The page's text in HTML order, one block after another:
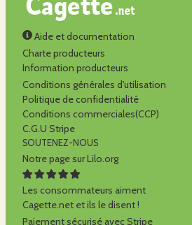
Aide et documentation
Charte producteurs
Information producteurs
Conditions générales d'utilisation
Politique de confidentialité
Conditions commerciales(CCP)
C.G.U Stripe
SOUTENEZ-NOUS
Notre page sur Lilo.org
Les consommateurs aiment
Cagette.net et ils le disent !
Paiement sécurisé avec Stripe